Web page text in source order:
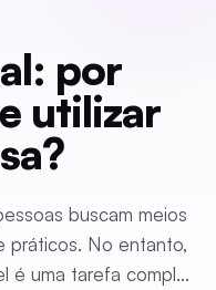
por
utilizar
buscam meios
práticos. No entanto,
é uma tarefa compl...